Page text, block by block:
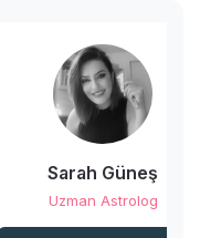
Sarah Güneş
Uzman Astrolog